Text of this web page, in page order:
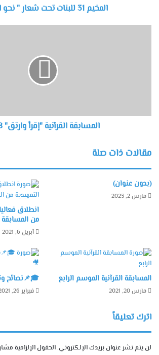
المخيم 31 للبنات تحت شعار " نحو القمة "
المسابقة القرآنية "إقرأ وارتق" 2018
مقالات ذات صلة
(بدون عنوان)
مارس 2, 2023
انطلاق
من المسابقة
أبريل 6, 2021
المسابقة القرآنية الموسم الرابع
مارس 20, 2021
🎓📌نصائح
فبراير 26, 2021
اترك تعليقاً
لن يتم نشر عنوان بريدك الإلكتروني.الحقول الإلزامية مشار